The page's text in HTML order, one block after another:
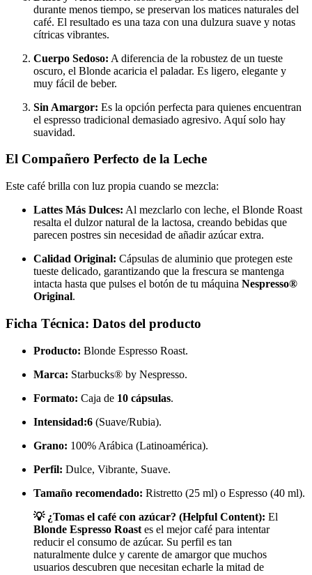
durante menos tiempo, se preservan los matices naturales del
café. El resultado es una taza con una dulzura suave y notas
cítricas vibrantes.
Cuerpo Sedoso: A diferencia de la robustez de un tueste
oscuro, el Blonde acaricia el paladar. Es ligero, elegante y
muy fácil de beber.
Sin Amargor: Es la opción perfecta para quienes encuentran
el espresso tradicional demasiado agresivo. Aquí solo hay
suavidad.
El Compañero Perfecto de la Leche
Este café brilla con luz propia cuando se mezcla:
Lattes Más Dulces: Al mezclarlo con leche, el Blonde Roast
resalta el dulzor natural de la lactosa, creando bebidas que
parecen postres sin necesidad de añadir azúcar extra.
Calidad Original: Cápsulas de aluminio que protegen este
tueste delicado, garantizando que la frescura se mantenga
intacta hasta que pulses el botón de tu máquina Nespresso®
Original.
Ficha Técnica: Datos del producto
Producto: Blonde Espresso Roast.
Marca: Starbucks® by Nespresso.
Formato: Caja de 10 cápsulas.
Intensidad:6 (Suave/Rubia).
Grano: 100% Arábica (Latinoamérica).
Perfil: Dulce, Vibrante, Suave.
Tamaño recomendado: Ristretto (25 ml) o Espresso (40 ml).
💡 ¿Tomas el café con azúcar? (Helpful Content): El
Blonde Espresso Roast es el mejor café para intentar
reducir el consumo de azúcar. Su perfil es tan
naturalmente dulce y carente de amargor que muchos
usuarios descubren que necesitan echarle la mitad de